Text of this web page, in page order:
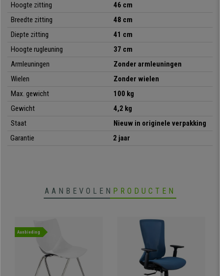
stevigheid, tegen een onverslaanbare prijs, grijp deze kans!
• Gemak voor een onverslaanbare prijs
Ideaal voor conferentieruimtes
Bijzonder sterk: stalen frame met 4 zwarte poten
• Ergonomisch en zeer comfortabel
Hoogte zitting
46 cm
Breedte zitting
48 cm
Diepte zitting
41 cm
Hoogte rugleuning
37 cm
Armleuningen
Zonder armleuningen
Wielen
Zonder wielen
Max. gewicht
100 kg
Gewicht
4,2 kg
Staat
Nieuw in originele verpakking
Garantie
2 jaar
AANBEVOLEN PRODUCTEN
Aanbieding